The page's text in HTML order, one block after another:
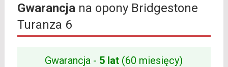
Gwarancjana opony Bridgestone
Turanza 6
Gwarancja - 5 lat (60 miesięcy)